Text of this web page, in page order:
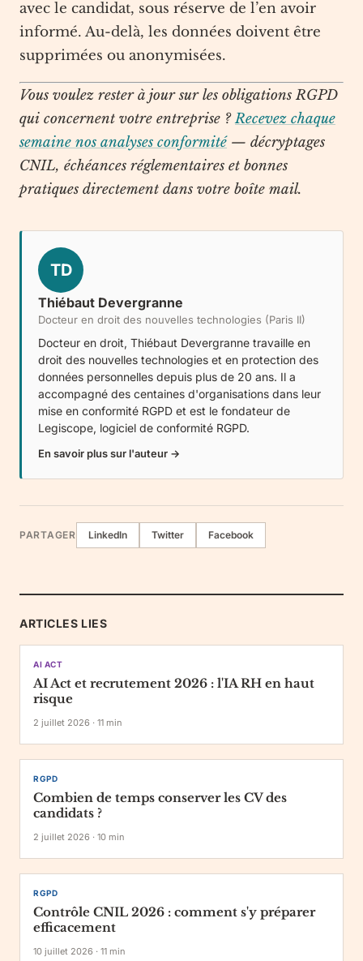
avec le candidat, sous réserve de l’en avoir
informé. Au-delà, les données doivent être
supprimées ou anonymisées.
Vous voulez rester à jour sur les obligations RGPD
qui concernent votre entreprise ?Recevez chaque
semaine nos analyses conformité— décryptages
CNIL, échéances réglementaires et bonnes
pratiques directement dans votre boîte mail.
TD
Thiébaut Devergranne
Docteur en droit des nouvelles technologies (Paris II)
Docteur en droit, Thiébaut Devergranne travaille en
droit des nouvelles technologies et en protection des
données personnelles depuis plus de 20 ans. Il a
accompagné des centaines d'organisations dans leur
mise en conformité RGPD et est le fondateur de
Legiscope, logiciel de conformité RGPD.
En savoir plus sur l'auteur →
PARTAGER LinkedIn Twitter Facebook
ARTICLES LIES
AI ACT
AI Act et recrutement 2026 : l'IA RH en haut
risque
2 juillet 2026 · 11 min
RGPD
Combien de temps conserver les CV des
candidats ?
2 juillet 2026 · 10 min
RGPD
Contrôle CNIL 2026 : comment s'y préparer
efficacement
10 juillet 2026 · 11 min